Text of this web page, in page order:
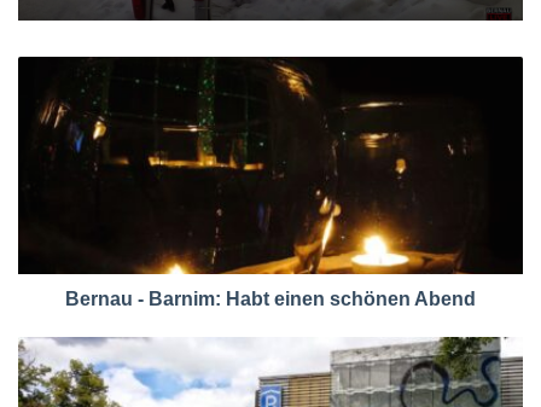
Bernau - Barnim: Habt einen schönen Abend